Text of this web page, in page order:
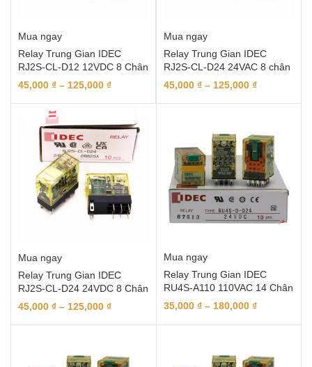
Mua ngay
Relay Trung Gian IDEC
RJ2S-CL-D12 12VDC 8 Chân
45,000 ₫ – 125,000 ₫
Mua ngay
Relay Trung Gian IDEC
RJ2S-CL-D24 24VAC 8 chân
45,000 ₫ – 125,000 ₫
Mua ngay
Relay Trung Gian IDEC
RJ2S-CL-D24 24VDC 8 Chân
45,000 ₫ – 125,000 ₫
Mua ngay
Relay Trung Gian IDEC
RU4S-A110 110VAC 14 Chân
35,000 ₫ – 180,000 ₫